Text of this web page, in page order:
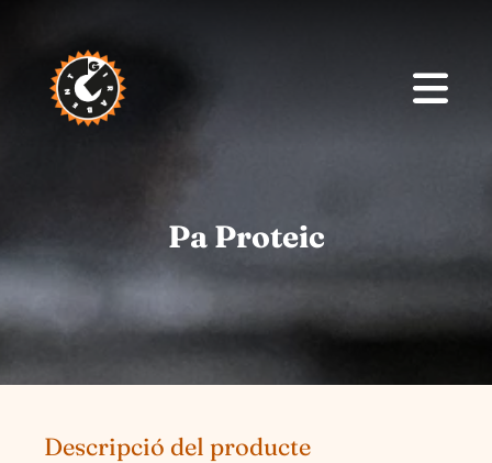
Pa Proteic
Descripció del producte